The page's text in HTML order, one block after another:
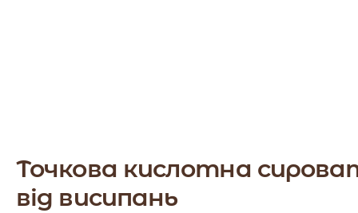
Точкова кислотна
від висипань